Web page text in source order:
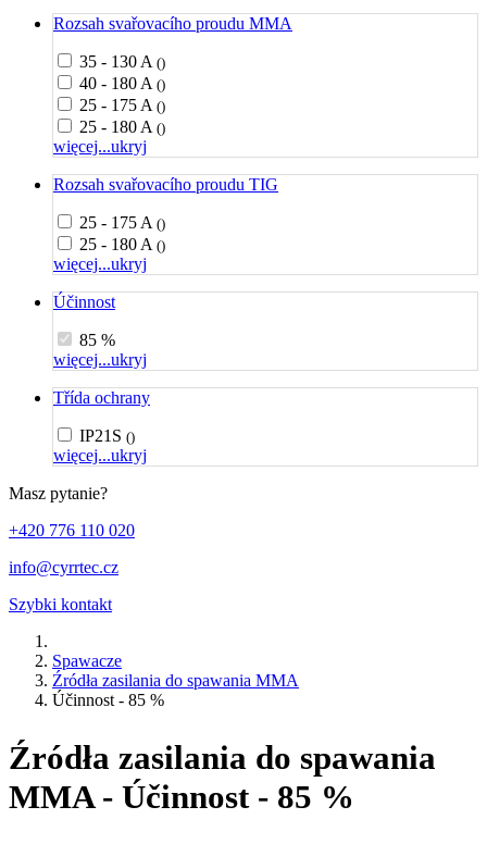
Rozsah svařovacího proudu MMA
35 - 130 A ()
40 - 180 A ()
25 - 175 A ()
25 - 180 A ()
więcej...ukryj
Rozsah svařovacího proudu TIG
25 - 175 A ()
25 - 180 A ()
więcej...ukryj
Účinnost
85 %
więcej...ukryj
Třída ochrany
IP21S ()
więcej...ukryj
Masz pytanie?
+420 776 110 020
info@cyrrtec.cz
Szybki kontakt
Spawacze
Źródła zasilania do spawania MMA
Účinnost - 85 %
Źródła zasilania do spawania
MMA - Účinnost - 85 %